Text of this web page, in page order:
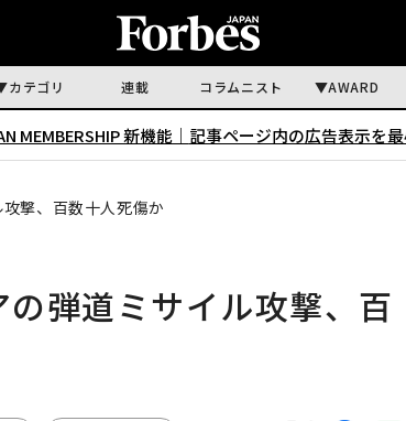
カテゴリ 連載 コラムニスト AWARD
MEMBERSHIP 新機能｜ 記事ページ内の広告表示を
撃、百数十人死傷か
弾道ミサイル攻撃、百